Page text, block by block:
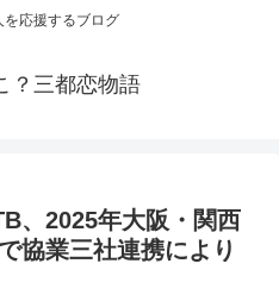
を応援するブログ
？三都恋物語
、2025年大阪 ・関西
協業三社連携により